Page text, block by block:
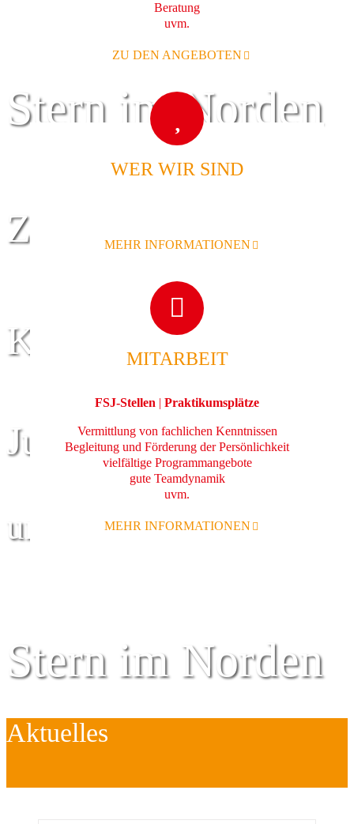
Stern im Norden
Zentrum für
Kinder
Jugend
und Familie
Stern im Norden
Zentrum für
Beratung
uvm.
ZU DEN ANGEBOTEN
WER WIR SIND
MEHR INFORMATIONEN
MITARBEIT
FSJ-Stellen | Praktikumsplätze
Vermittlung von fachlichen Kenntnissen
Begleitung und Förderung der Persönlichkeit
vielfältige Programmangebote
gute Teamdynamik
uvm.
MEHR INFORMATIONEN
Aktuelles